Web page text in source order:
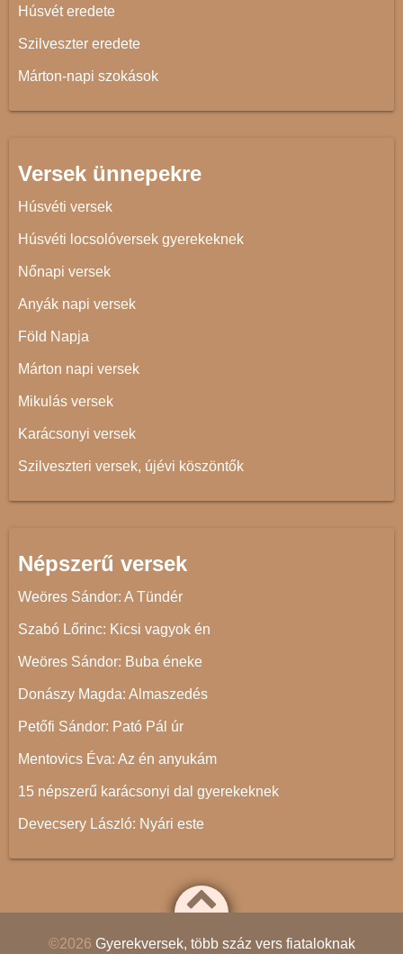
Húsvét eredete
Szilveszter eredete
Márton-napi szokások
Versek ünnepekre
Húsvéti versek
Húsvéti locsolóversek gyerekeknek
Nőnapi versek
Anyák napi versek
Föld Napja
Márton napi versek
Mikulás versek
Karácsonyi versek
Szilveszteri versek, újévi köszöntők
Népszerű versek
Weöres Sándor: A Tündér
Szabó Lőrinc: Kicsi vagyok én
Weöres Sándor: Buba éneke
Donászy Magda: Almaszedés
Petőfi Sándor: Pató Pál úr
Mentovics Éva: Az én anyukám
15 népszerű karácsonyi dal gyerekeknek
Devecsery László: Nyári este
©2026 Gyerekversek, több száz vers fiataloknak